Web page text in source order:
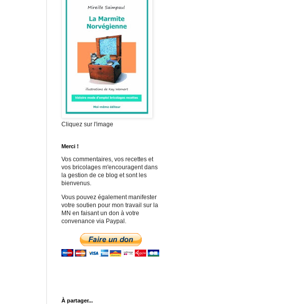
Cliquez sur l'image
Merci !
Vos commentaires, vos recettes et
vos bricolages m'encouragent dans
la gestion de ce blog et sont les
bienvenus.
Vous pouvez également manifester
votre soutien pour mon travail sur la
MN en faisant un don à votre
convenance via Paypal.
À partager...